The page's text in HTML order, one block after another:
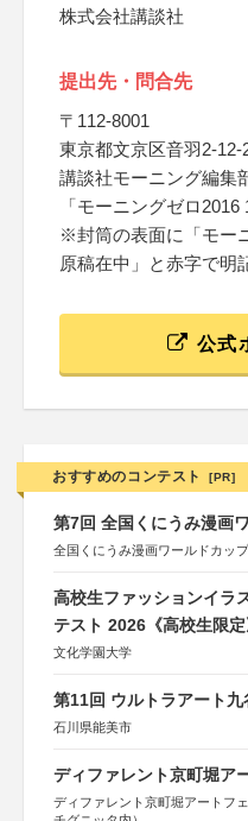
株式会社講談社
提出先・問合先
〒112-8001
東京都文京区音羽2-12-
講談社モーニング編集
「モーニングゼロ
※封筒の表面に「モー
原稿在中」と赤字で明
公式
おすすめのコンテスト [PR]
第7回 全国くにうみ漫画
全国くにうみ漫画ワールドカッ
高校生ファッションイラ
テスト 2026《高校生限定
文化学園大学
第11回 ウルトラアート九
石川県能美市
ディファレント京町堀ア
ディファレント京町堀アートフ